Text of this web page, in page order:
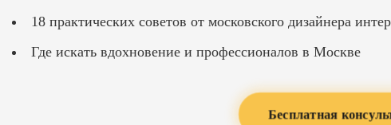
18 практических советов от московского дизайнера
Где искать вдохновение и профессионалов в Москве
Бесплатная